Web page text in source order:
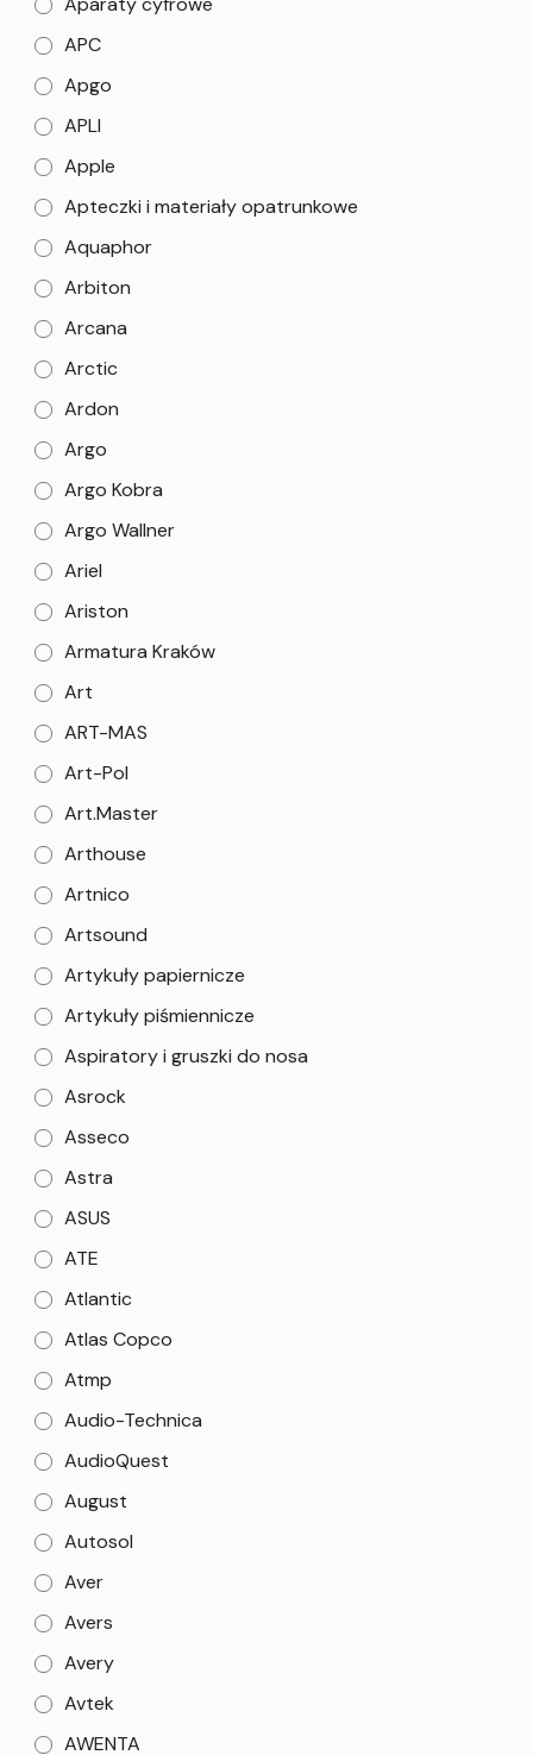
APC
Apgo
APLI
Apple
Apteczki i materiały opatrunkowe
Aquaphor
Arbiton
Arcana
Arctic
Ardon
Argo
Argo Kobra
Argo Wallner
Ariel
Ariston
Armatura Kraków
Art
ART-MAS
Art-Pol
Art.Master
Arthouse
Artnico
Artsound
Artykuły papiernicze
Artykuły piśmiennicze
Aspiratory i gruszki do nosa
Asrock
Asseco
Astra
ASUS
ATE
Atlantic
Atlas Copco
Atmp
Audio-Technica
AudioQuest
August
Autosol
Aver
Avers
Avery
Avtek
AWENTA